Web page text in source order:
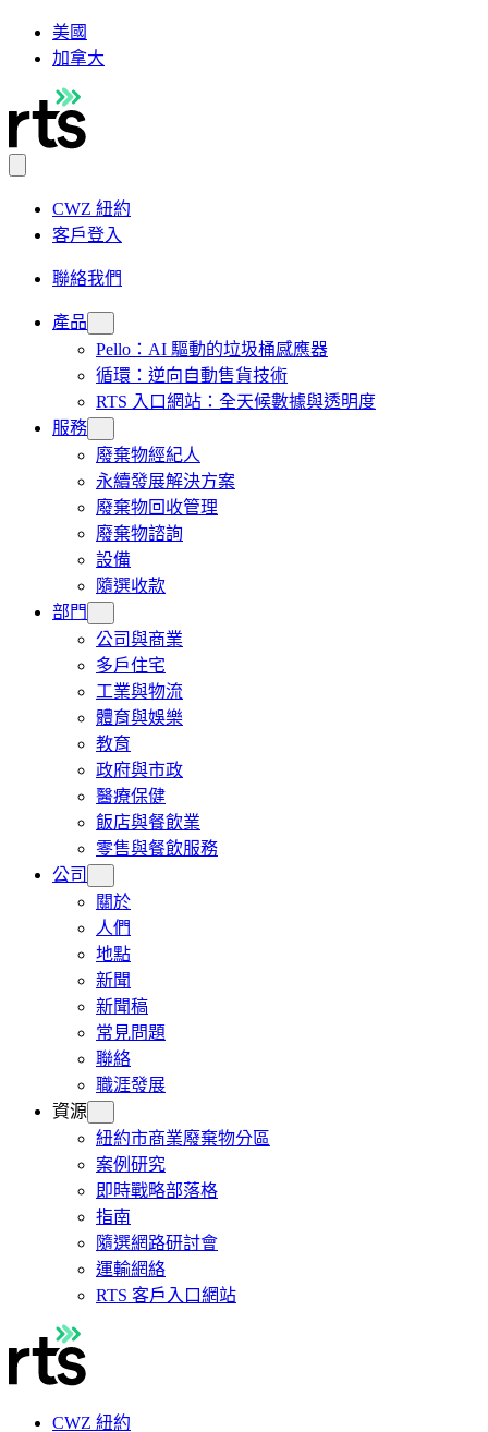
美國
加拿大
CWZ 紐約
客戶登入
聯絡我們
產品
Pello：AI 驅動的垃圾桶感應器
循環：逆向自動售貨技術
RTS 入口網站：全天候數據與透明度
服務
廢棄物經紀人
永續發展解決方案
廢棄物回收管理
廢棄物諮詢
設備
隨選收款
部門
公司與商業
多戶住宅
工業與物流
體育與娛樂
教育
政府與市政
醫療保健
飯店與餐飲業
零售與餐飲服務
公司
關於
人們
地點
新聞
新聞稿
常見問題
聯絡
職涯發展
資源
紐約市商業廢棄物分區
案例研究
即時戰略部落格
指南
隨選網路研討會
運輸網絡
RTS 客戶入口網站
CWZ 紐約